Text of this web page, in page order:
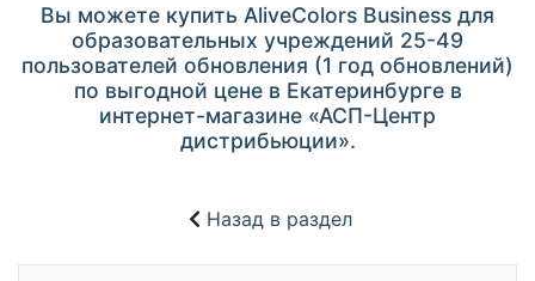
Вы можете купить AliveColors Business для
образовательных учреждений 25-49
пользователей обновления (1 год обновлений)
по выгодной цене в Екатеринбурге в
интернет-магазине «АСП-Центр
дистрибьюции».
Назад в раздел